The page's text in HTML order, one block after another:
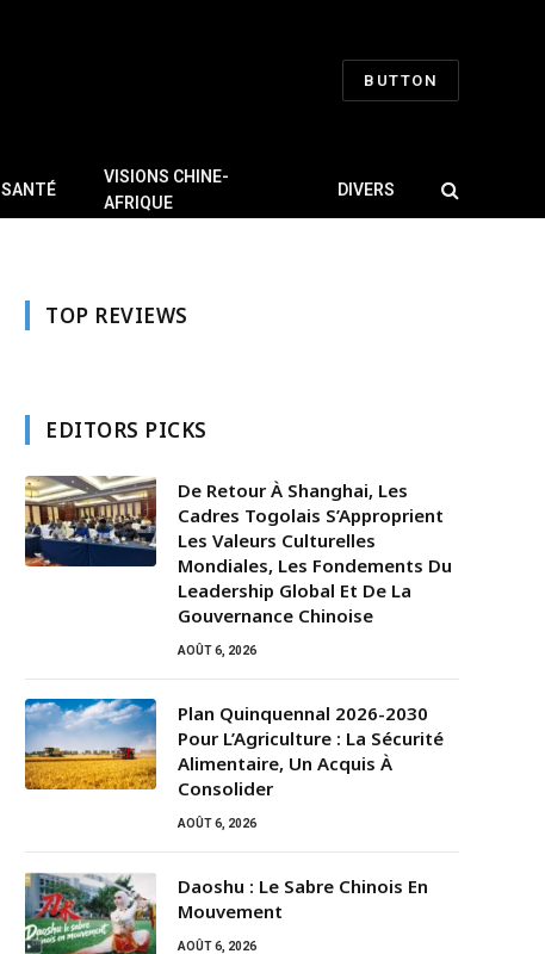
BUTTON
SANTÉ
VISIONS CHINE-
AFRIQUE
DIVERS
TOP REVIEWS
EDITORS PICKS
De Retour À Shanghai, Les
Cadres Togolais S’Approprient
Les Valeurs Culturelles
Mondiales, Les Fondements Du
Leadership Global Et De La
Gouvernance Chinoise
AOÛT 6, 2026
Plan Quinquennal 2026-2030
Pour L’Agriculture : La Sécurité
Alimentaire, Un Acquis À
Consolider
AOÛT 6, 2026
Daoshu : Le Sabre Chinois En
Mouvement
AOÛT 6, 2026